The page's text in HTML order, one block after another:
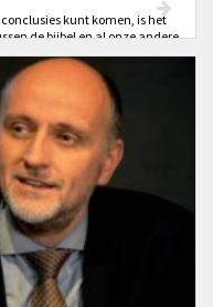
kunt komen, is het
de bijbel en al onze andere